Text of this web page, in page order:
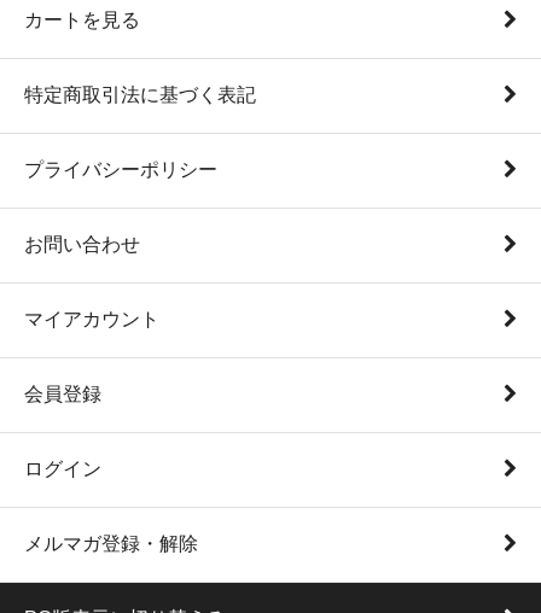
カートを見る
特定商取引法に基づく表記
プライバシーポリシー
お問い合わせ
マイアカウント
会員登録
ログイン
メルマガ登録・解除